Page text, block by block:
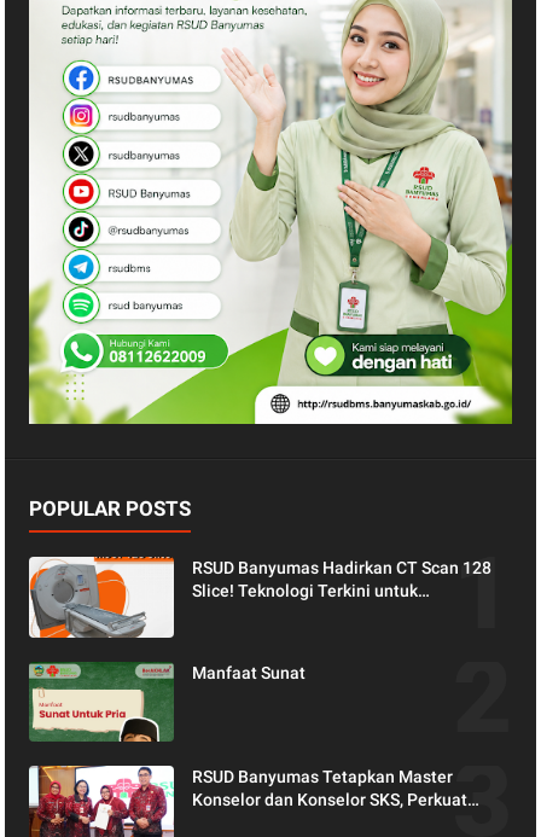
POPULAR POSTS
RSUD Banyumas Hadirkan CT Scan 128
Slice! Teknologi Terkini untuk
Manfaat Sunat
RSUD Banyumas Tetapkan Master
Konselor dan Konselor SKS, Perkuat